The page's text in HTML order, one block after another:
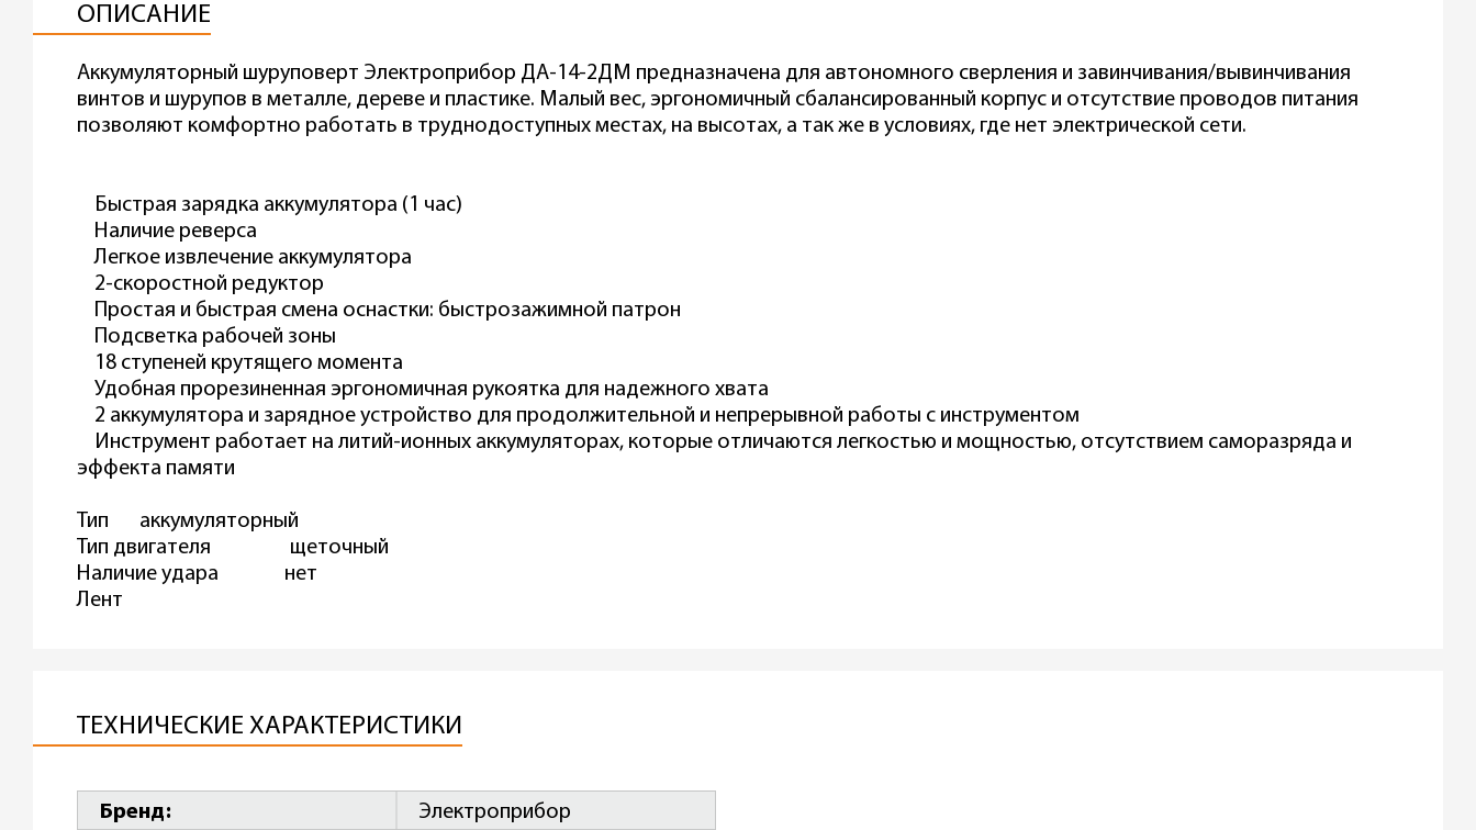
ОПИСАНИЕ
Аккумуляторный шуруповерт Электроприбор ДА-14-2ДМ предназначена для автономного сверления и завинчивания/вывинчивания
винтов и шурупов в металле, дереве и пластике. Малый вес, эргономичный сбалансированный корпус и отсутствие проводов питания
позволяют комфортно работать в труднодоступных местах, на высотах, а так же в условиях, где нет электрической сети.
Быстрая зарядка аккумулятора (1 час)
Наличие реверса
Легкое извлечение аккумулятора
2-скоростной редуктор
Простая и быстрая смена оснастки: быстрозажимной патрон
Подсветка рабочей зоны
18 ступеней крутящего момента
Удобная прорезиненная эргономичная рукоятка для надежного хвата
2 аккумулятора и зарядное устройство для продолжительной и непрерывной работы с инструментом
Инструмент работает на литий-ионных аккумуляторах, которые отличаются легкостью и мощностью, отсутствием саморазряда и
эффекта памяти
Тип аккумуляторный
Тип двигателя щеточный
Наличие удара нет
Лент
ТЕХНИЧЕСКИЕ ХАРАКТЕРИСТИКИ
Бренд
Электроприбор